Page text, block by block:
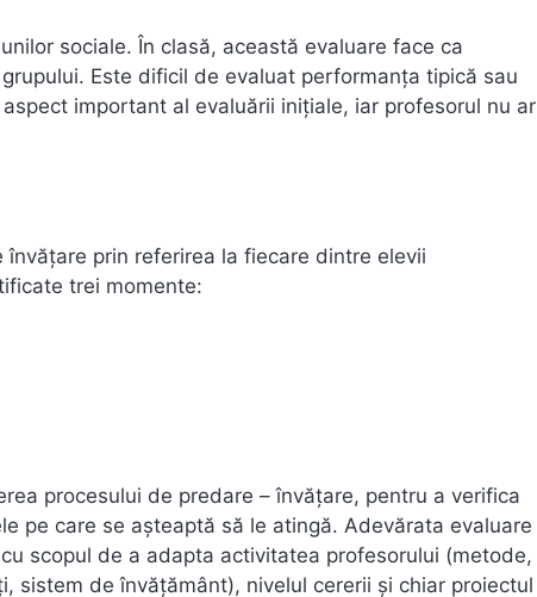
sociale. În clasă, această evaluare face ca
Este dificil de evaluat performanța tipică sau
important al evaluării inițiale, iar profesorul nu ar
prin referirea la fiecare dintre elevii
trei momente:
procesului de predare – învățare, pentru a verifica
pe care se așteaptă să le atingă. Adevărata evaluare
scopul de a adapta activitatea profesorului (metode,
sistem de învățământ), nivelul cererii și chiar proiectul